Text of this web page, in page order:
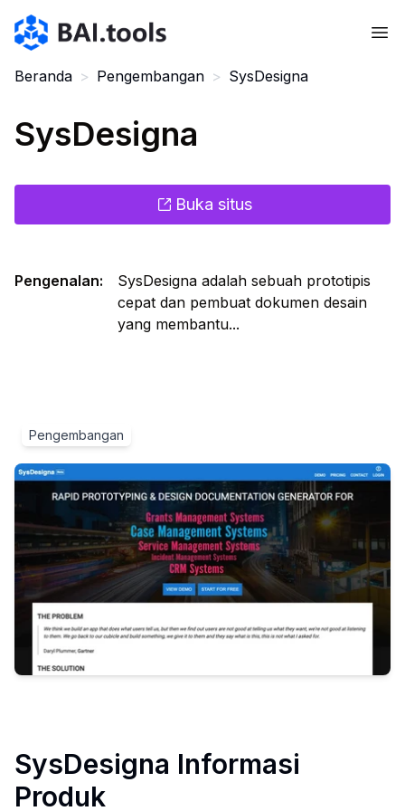
Bai.tools
Beranda > Pengembangan > SysDesigna
SysDesigna
Buka situs
Pengenalan:
SysDesigna adalah sebuah prototipis
cepat dan pembuat dokumen desain
yang membantu...
Pengembangan
SysDesigna Informasi
Produk